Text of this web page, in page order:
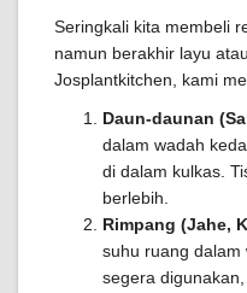
Seringkali kita membeli
namun berakhir layu
Josplantkitchen, kami
Daun-daunan
dalam wadah
di dalam kulkas.
berlebih.
Rimpang (Jahe,
suhu ruang dalam
segera